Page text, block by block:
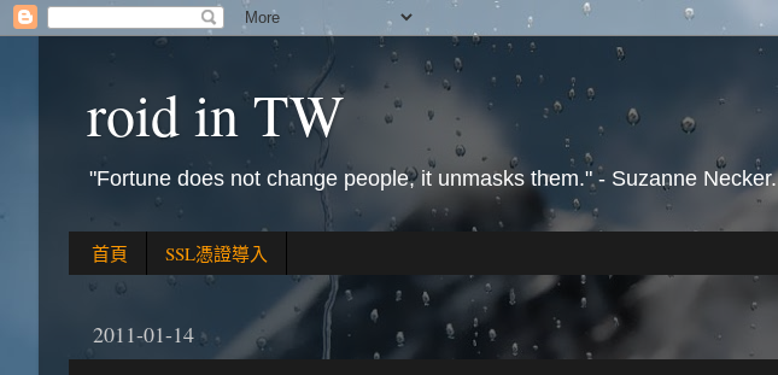
roid in TW
"Fortune does not change people, it unmasks them." - Suzanne Necker.
首頁 SSL憑證導入
2011-01-14